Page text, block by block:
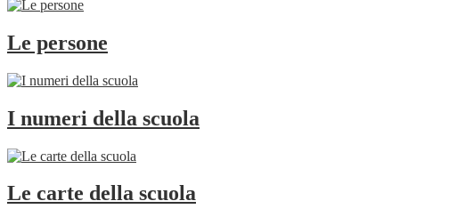
Le persone
I numeri della scuola
Le carte della scuola